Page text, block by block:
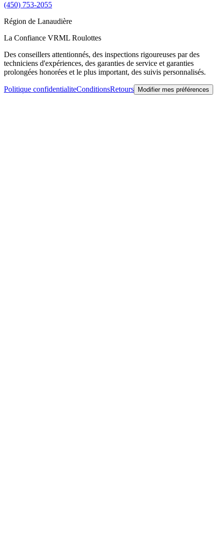
(450) 753-2055
Région de Lanaudière
La Confiance VRML Roulottes
Des conseillers attentionnés, des inspections rigoureuses par des
techniciens d'expériences, des garanties de service et garanties
prolongées honorées et le plus important, des suivis personnalisés.
Politique confidentialiteConditionsRetours Modifier mes préférences